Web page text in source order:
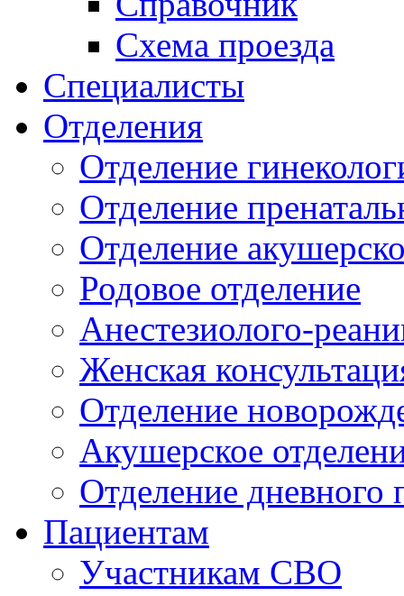
Схема проезда
Специалисты
Отделения
Отделение
Отделение
Отделение
Родовое отделение
Анестезиолого-
Женская
Отделение
Акушерское
Отделение дневного
Пациентам
Участникам СВО